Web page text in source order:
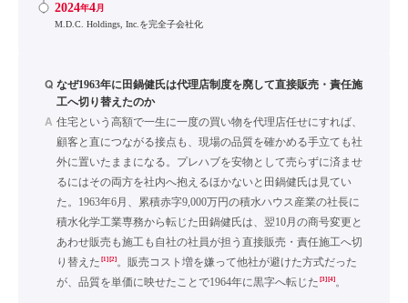
2024年4月
M.D.C. Holdings, Inc.を完全子会社化
Q なぜ1963年に田鍋健氏は代理店制度を廃して直接販売・責任施
工へ切り替えたのか
A 住宅という高額で一生に一度の買い物を代理店任せにすれば、
顧客と直につながる接点も、現場の品質を確かめる手立ても社
外に置いたままになる。プレハブを安物として売らずに済ませ
るにはその両方を社内へ抱えるほかないと田鍋健氏は見てい
た。1963年6月、累積赤字9,000万円の積水ハウス産業の社長に
積水化学工業専務から転じた田鍋健氏は、翌10月の商号変更と
あわせ販売も施工も自社の社員が担う直接販売・責任施工へ切
り替えた [1][2]。販売コスト増を嫌って他社が避けた方式だった
が、品質を単価に映せたことで1964年に黒字へ転じた [3][4]。